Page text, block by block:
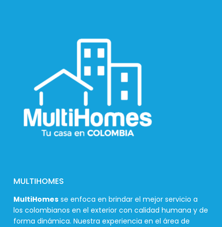
MULTIHOMES
MultiHomes se enfoca en brindar el mejor servicio a
los colombianos en el exterior con calidad humana y de
forma dinámica. Nuestra experiencia en el área de